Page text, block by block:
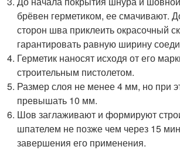
брёвен герметиком, ее смачивают.
сторон шва приклеить окрасочный
гарантировать равную ширину
Герметик наносят исходя от его
строительным пистолетом.
Размер слоя не менее 4 мм, но при
превышать 10 мм.
Шов заглаживают и формируют
шпателем не позже чем через 15
завершения его применения.